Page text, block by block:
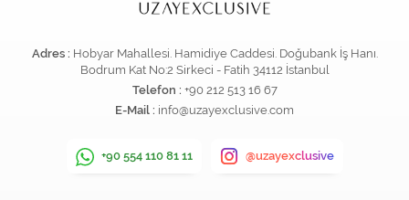
Adres : Hobyar Mahallesi. Hamidiye Caddesi. Doğubank İş Hanı.
Bodrum Kat No:2 Sirkeci - Fatih 34112 İstanbul
Telefon : +90 212 513 16 67
E-Mail : info@uzayexclusive.com
+90 554 110 81 11 @uzayexclusive